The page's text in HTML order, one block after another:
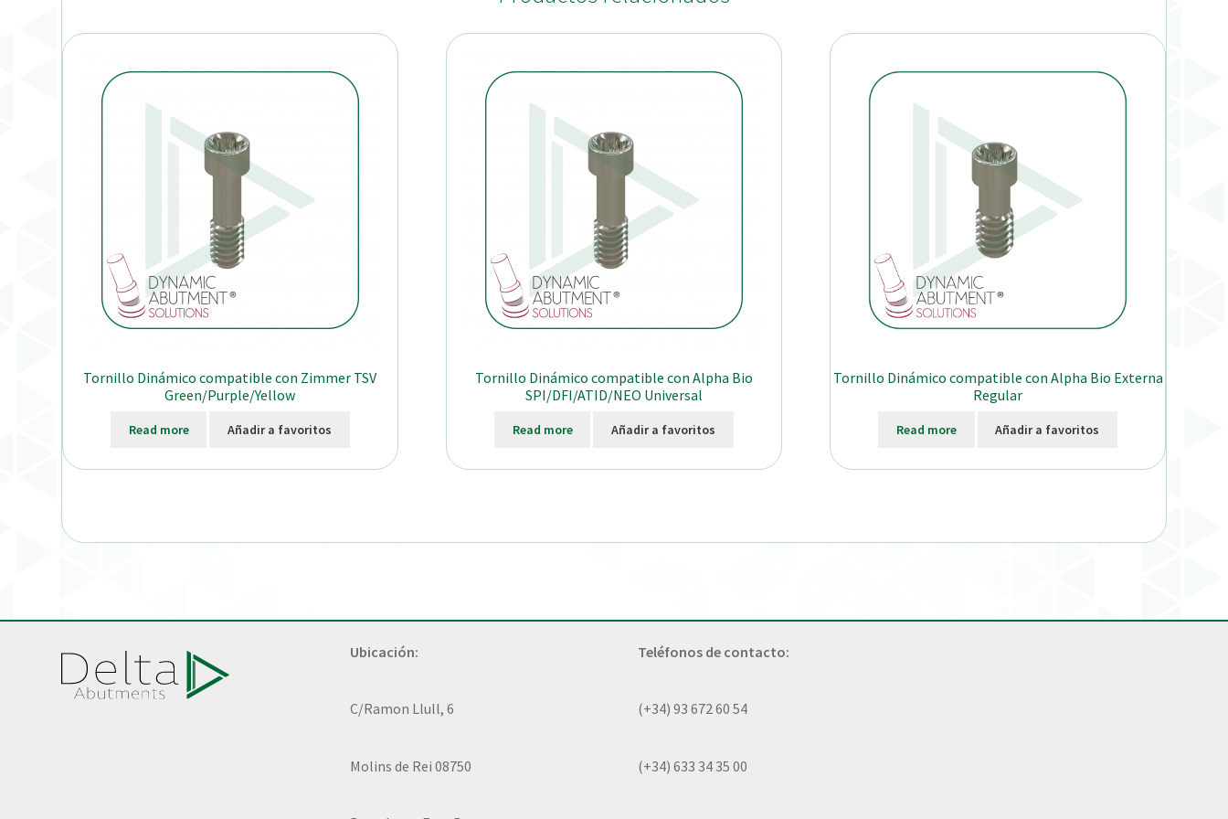
Tornillo Dinámico compatible con Zimmer TSV
Green/Purple/Yellow
Read more Añadir a favoritos
Tornillo Dinámico compatible con Alpha Bio
SPI/DFI/ATID/NEO Universal
Read more Añadir a favoritos
Tornillo Dinámico compatible con Alpha Bio Externa
Regular
Read more Añadir a favoritos
Ubicación:
C/Ramon Llull, 6
Molins de Rei 08750
Teléfonos de contacto:
(+34) 93 672 60 54
(+34) 633 34 35 00